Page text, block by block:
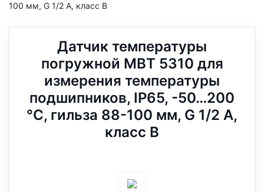
100 мм, G 1/2 А, класс B
Датчик температуры
погружной MBT 5310 для
измерения температуры
подшипников, IP65, -50…200
°C, гильза 88-100 мм, G 1/2 А,
класс B